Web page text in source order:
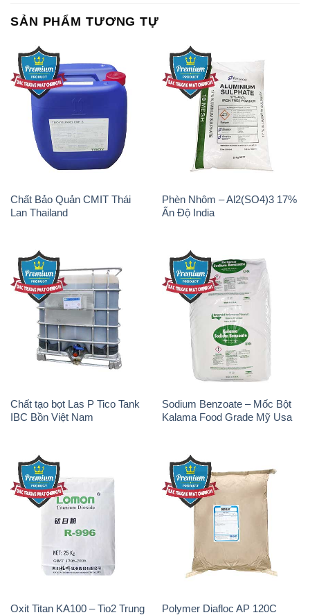
Chất Bảo Quản CMIT Thái
Lan Thailand
Phèn Nhôm – Al2(SO4)3 17%
Ấn Độ India
Chất tạo bọt Las P Tico Tank
IBC Bồn Việt Nam
Sodium Benzoate – Mốc Bột
Kalama Food Grade Mỹ Usa
Oxit Titan KA100 – Tio2 Trung
Polymer Diafloc AP 120C
Mitsubishi Nhật Bản Japan